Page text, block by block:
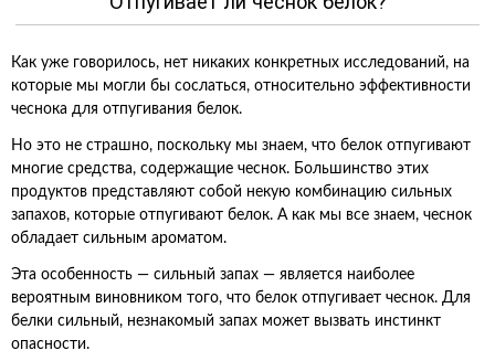
Как уже говорилось, нет никаких конкретных исследований, на
которые мы могли бы сослаться, относительно эффективности
чеснока для отпугивания белок.
Но это не страшно, поскольку мы знаем, что белок отпугивают
многие средства, содержащие чеснок. Большинство этих
продуктов представляют собой некую комбинацию сильных
запахов, которые отпугивают белок. А как мы все знаем, чеснок
обладает сильным ароматом.
Эта особенность — сильный запах — является наиболее
вероятным виновником того, что белок отпугивает чеснок. Для
белки сильный, незнакомый запах может вызвать инстинкт
опасности.